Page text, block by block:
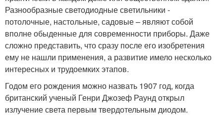
Разнообразные светодиодные светильники -
потолочные, настольные, садовые – являют собой
вполне обыденные для современности приборы. Даже
сложно представить, что сразу после его изобретения
ему не нашли применения, а развитие имело несколько
интересных и трудоемких этапов.
Годом его рождения можно назвать 1907 год, когда
британский ученый Генри Джозеф Раунд открыл
излучение света первым твердотельным диодом.